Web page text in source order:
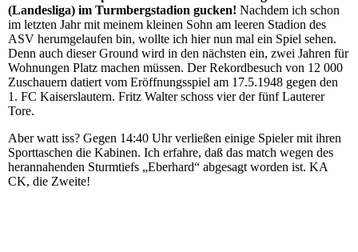
(Landesliga) im Turmbergstadion gucken! Nachdem ich schon
im letzten Jahr mit meinem kleinen Sohn am leeren Stadion des
ASV herumgelaufen bin, wollte ich hier nun mal ein Spiel sehen.
Denn auch dieser Ground wird in den nächsten ein, zwei Jahren für
Wohnungen Platz machen müssen. Der Rekordbesuch von 12 000
Zuschauern datiert vom Eröffnungsspiel am 17.5.1948 gegen den
1. FC Kaiserslautern. Fritz Walter schoss vier der fünf Lauterer
Tore.
Aber watt iss? Gegen 14:40 Uhr verließen einige Spieler mit ihren
Sporttaschen die Kabinen. Ich erfahre, daß das match wegen des
herannahenden Sturmtiefs „Eberhard“ abgesagt worden ist. KA
CK, die Zweite!